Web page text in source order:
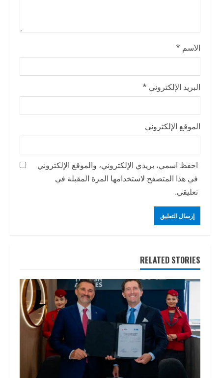
الاسم *
البريد الإلكتروني *
الموقع الإلكتروني
احفظ اسمي، بريدي الإلكتروني، والموقع الإلكتروني
في هذا المتصفح لاستخدامها المرة المقبلة في
تعليقي.
RELATED STORIES